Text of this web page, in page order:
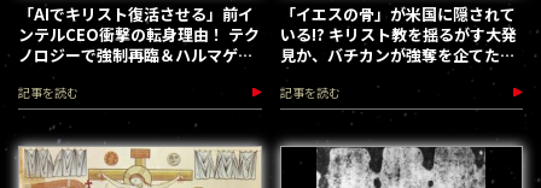
「AIでキリスト復活させる」前イ
ンテルCEO衝撃の転身理由！ テク
ノロジーで強制再臨＆ハルマゲド
ン突入へ!?
記事を読む
「イエスの骨」が米国に隠されて
いる!? キリスト教を揺るがす大発
見か、バチカンが強奪を企てた過
去も！
記事を読む